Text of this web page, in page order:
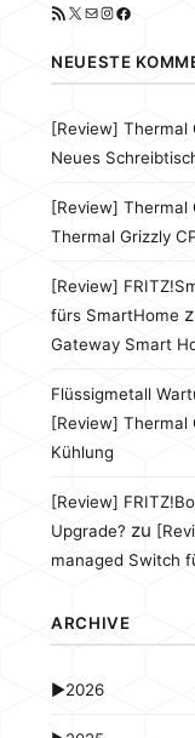
RSS-Feed
X E-MailInstagram
Facebook
NEUESTE
[Review] Thermal
Neues
[Review] Thermal
Thermal Grizzly
[Review]
fürs SmartHome
Gateway Smart
Flüssigmetall
[Review] Thermal
Kühlung
[Review]
Upgrade? zu
managed Switch
ARCHIVE
►2026